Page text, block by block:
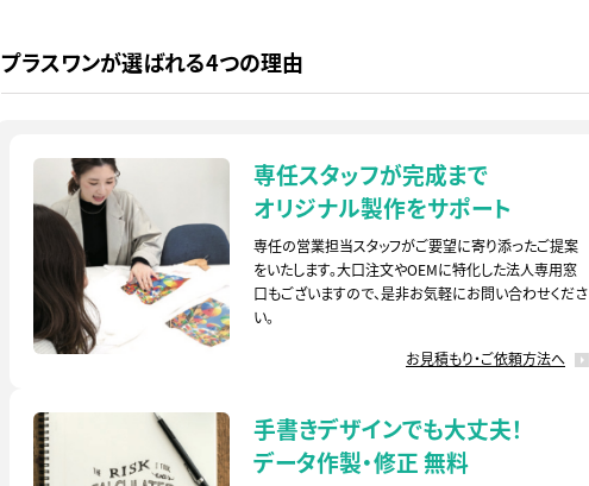
プラスワンが選ばれる4つの理由
専任スタッフが完成まで
オリジナル製作をサポート
専任の営業担当スタッフがご要望に寄り添ったご提案
をいたします。大口注文やOEMに特化した法人専用窓
口もございますので、是非お気軽にお問い合わせくださ
い。
お見積もり・ご依頼方法へ
手書きデザインでも大丈夫！
データ作製・修正 無料